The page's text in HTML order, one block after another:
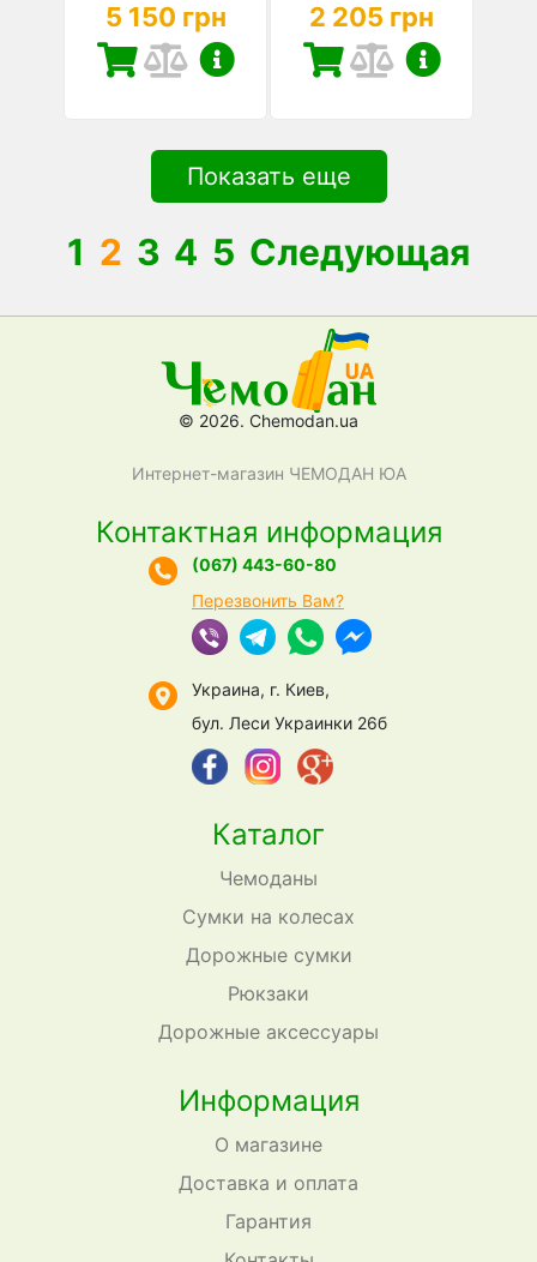
5 150 грн 2 205 грн
Показать еще
1 2 3 4 5 Следующая
© 2026. Chemodan.ua
Интернет-магазин ЧЕМОДАН ЮА
Каталог
Чемоданы
Сумки на колесах
Дорожные сумки
Рюкзаки
Дорожные аксессуары
Информация
О магазине
Доставка и оплата
Гарантия
Контактная информация
(067) 443-60-80
Перезвонить Вам?
Украина, г. Киев,
бул. Леси Украинки 26б